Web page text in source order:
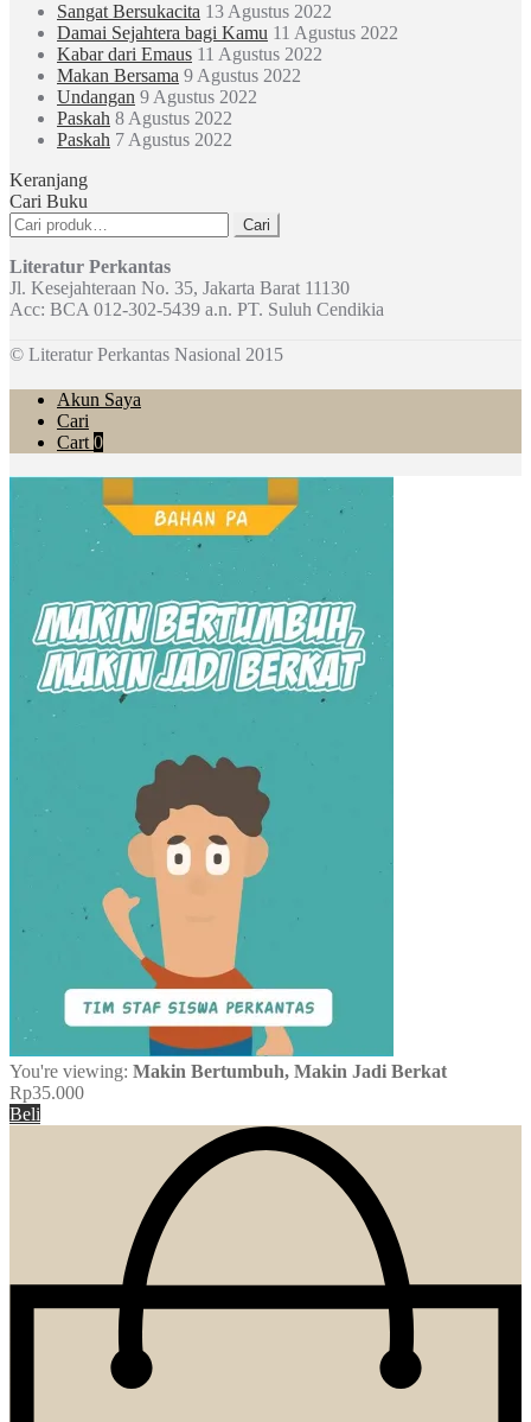
Sangat Bersukacita 13 Agustus 2022
Damai Sejahtera bagi Kamu 11 Agustus 2022
Kabar dari Emaus 11 Agustus 2022
Makan Bersama 9 Agustus 2022
Undangan 9 Agustus 2022
Paskah 8 Agustus 2022
Paskah 7 Agustus 2022
Keranjang
Cari Buku
Pencarian
untuk:
Cari
Literatur Perkantas
Jl. Kesejahteraan No. 35, Jakarta Barat 11130
Acc: BCA 012-302-5439 a.n. PT. Suluh Cendikia
© Literatur Perkantas Nasional 2015
Akun Saya
Cari
Cart 0
You're viewing: Makin Bertumbuh, Makin Jadi Berkat
Rp35.000
Beli